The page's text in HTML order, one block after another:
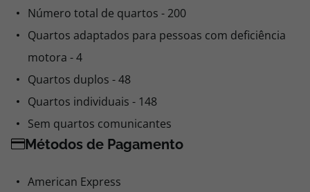
Número total de quartos - 200
Quartos adaptados para pessoas com deficiência
motora - 4
Quartos duplos - 48
Quartos individuais - 148
Sem quartos comunicantes
Métodos de Pagamento
American Express